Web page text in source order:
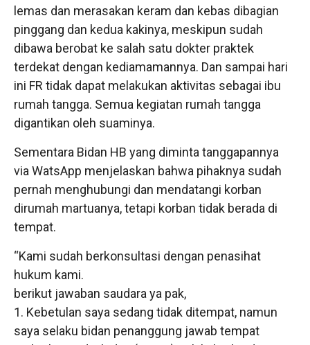
lemas dan merasakan keram dan kebas dibagian
pinggang dan kedua kakinya, meskipun sudah
dibawa berobat ke salah satu dokter praktek
terdekat dengan kediamamannya. Dan sampai hari
ini FR tidak dapat melakukan aktivitas sebagai ibu
rumah tangga. Semua kegiatan rumah tangga
digantikan oleh suaminya.
Sementara Bidan HB yang diminta tanggapannya
via WatsApp menjelaskan bahwa pihaknya sudah
pernah menghubungi dan mendatangi korban
dirumah martuanya, tetapi korban tidak berada di
tempat.
“Kami sudah berkonsultasi dengan penasihat
hukum kami.
berikut jawaban saudara ya pak,
1. Kebetulan saya sedang tidak ditempat, namun
saya selaku bidan penanggung jawab tempat